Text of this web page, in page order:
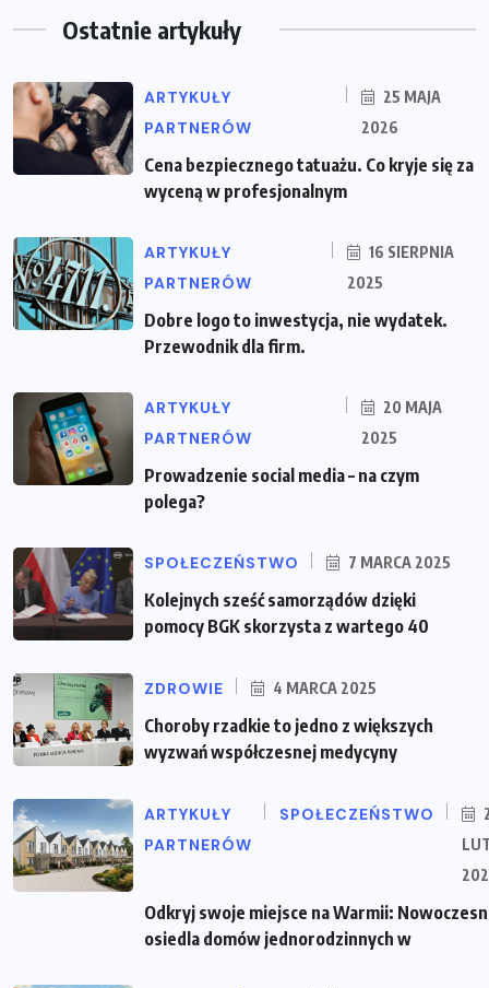
Ostatnie artykuły
ARTYKUŁY
PARTNERÓW
25 MAJA
2026
Cena bezpiecznego tatuażu. Co kryje się za
wyceną w profesjonalnym
ARTYKUŁY
PARTNERÓW
16 SIERPNIA
2025
Dobre logo to inwestycja, nie wydatek.
Przewodnik dla firm.
ARTYKUŁY
PARTNERÓW
20 MAJA
2025
Prowadzenie social media – na czym
polega?
SPOŁECZEŃSTWO 7 MARCA 2025
Kolejnych sześć samorządów dzięki
pomocy BGK skorzysta z wartego 40
ZDROWIE 4 MARCA 2025
Choroby rzadkie to jedno z większych
wyzwań współczesnej medycyny
ARTYKUŁY
PARTNERÓW
SPOŁECZEŃSTWO
Odkryj swoje miejsce na Warmii:
osiedla domów jednorodzinnych w